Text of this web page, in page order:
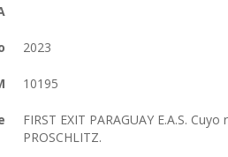
2023
10195
FIRST EXIT PARAGUAY E.A.S.
PROSCHLITZ.